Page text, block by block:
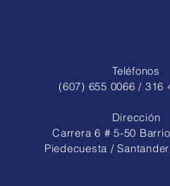
Teléfonos
(607) 655 0066 / 316
Dirección
Carrera 6 # 5-50
Piedecuesta /